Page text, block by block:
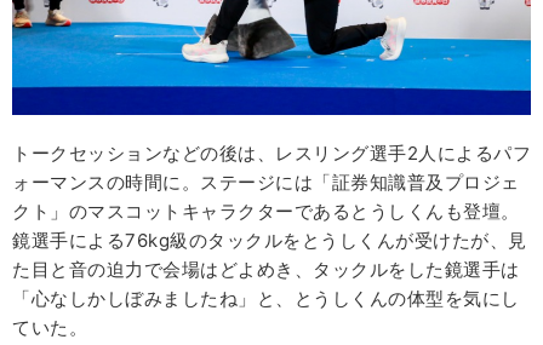
トークセッションなどの後は、レスリング選手2人によるパフ
ォーマンスの時間に。ステージには「証券知識普及プロジェ
クト」のマスコットキャラクターであるとうしくんも登壇。
鏡選手による76kg級のタックルをとうしくんが受けたが、見
た目と音の迫力で会場はどよめき、タックルをした鏡選手は
「心なしかしぼみましたね」と、とうしくんの体型を気にし
ていた。